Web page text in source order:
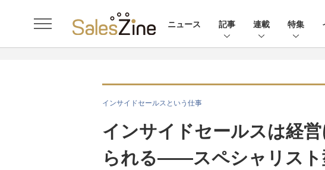
ニュース 記事 連載 特集
インサイドセールスという仕事
インサイドセールスは経
られる――スペシャリスト